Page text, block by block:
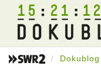
15 21 12
Dokublog